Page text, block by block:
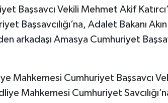
Başsavcı Vekili Mehmet Akif
Başsavcılığı’na, Adalet Bakanı
arkadaşı Amasya Cumhuriyet
Mahkemesi Cumhuriyet Başsavcı
Mahkemesi Cumhuriyet